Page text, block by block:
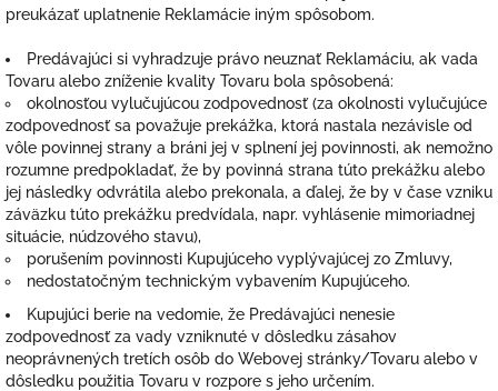
preukázať uplatnenie Reklamácie iným spôsobom.
Predávajúci si vyhradzuje právo neuznať Reklamáciu, ak vada
Tovaru alebo zníženie kvality Tovaru bola spôsobená:
okolnosťou vylučujúcou zodpovednosť(za okolnosti vylučujúce
zodpovednosť sa považuje prekážka, ktorá nastala nezávisle od
vôle povinnej strany a bráni jej v splnení jej povinnosti, ak nemožno
rozumne predpokladať, že by povinná strana túto prekážku alebo
jej následky odvrátila alebo prekonala, a ďalej, že by v čase vzniku
záväzku túto prekážku predvídala, napr. vyhlásenie mimoriadnej
situácie, núdzového stavu),
porušením povinnosti Kupujúceho vyplývajúcej zo Zmluvy,
nedostatočným technickým vybavením Kupujúceho.
Kupujúci berie na vedomie, že Predávajúci nenesie
zodpovednosť za vady vzniknuté v dôsledku zásahov
neoprávnených tretích osôb do Webovej stránky/Tovaru alebo v
dôsledku použitia Tovaru v rozpore s jeho určením.